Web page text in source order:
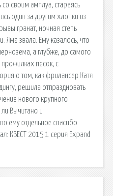
со своим амплуа, стараясь
один за другим хлопки из
гранат, ночная степь
Яма звала. Ему казалось, что
а глубже, до самого
песок, с
о том, как фрилансер Катя
решила отпраздновать
нового крупного
ли Вычитано и
ему отдельное спасибо.
КВЕСТ 2015 1 серия Expand